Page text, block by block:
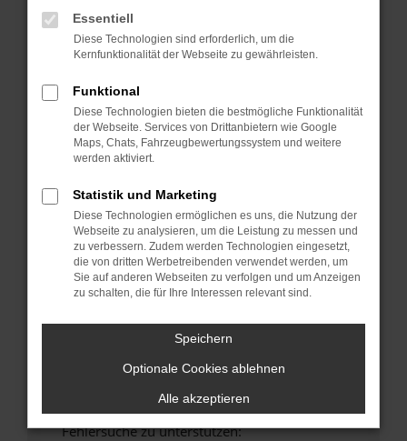
Manche Erweiterungen, wie Werbeblocker,
können das Laden bestimmter Seiten
verhindern. Funktioniert die Seite in einem
Fenster?
Starte dein Gerät neu.
Das kann manchmal helfen, vorübergehende
Probleme zu beheben.
Betriebssystem auf dem neuesten Stand
sind.
Veraltete Software birgt nicht nur ein
Sicherheitsrisiko, sondern kann auch dazu
führen, dass bestimmte Funktionen nicht mehr
unterstützt werden.
Wende dich an den Webseitenbetreiber.
Wenn du alle oben genannten Schritte versucht
hast, kontaktiere uns bitte. Wir werden
versuchen, das Problem zu beheben. Du kannst
uns diesen Text schicken, um uns bei der
Fehlersuche zu unterstützen:
Essentiell
Diese Technologien sind erforderlich, um die
Kernfunktionalität der Webseite zu gewährleisten.
Funktional
Diese Technologien bieten die bestmögliche Funktionalität
der Webseite. Services von Drittanbietern wie Google
Maps, Chats, Fahrzeugbewertungssystem und weitere
werden aktiviert.
Statistik und Marketing
Diese Technologien ermöglichen es uns, die Nutzung der
Webseite zu analysieren, um die Leistung zu messen und
zu verbessern. Zudem werden Technologien eingesetzt,
die von dritten Werbetreibenden verwendet werden, um
Sie auf anderen Webseiten zu verfolgen und um Anzeigen
zu schalten, die für Ihre Interessen relevant sind.
Speichern
Optionale Cookies ablehnen
Alle akzeptieren